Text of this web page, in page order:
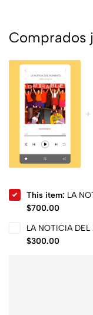
Comprados
This item: LA
$700.00
LA NOTICIA
$300.00